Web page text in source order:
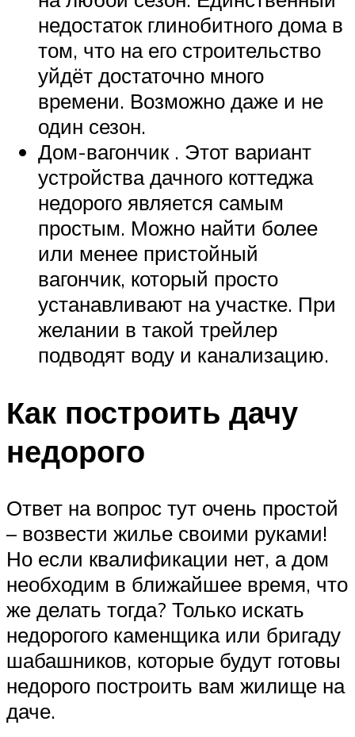
недостаток глинобитного дома в
том, что на его строительство
уйдёт достаточно много
времени. Возможно даже и не
один сезон.
Дом-вагончик . Этот вариант
устройства дачного коттеджа
недорого является самым
простым. Можно найти более
или менее пристойный
вагончик, который просто
устанавливают на участке. При
желании в такой трейлер
подводят воду и канализацию.
Как построить дачу
недорого
Ответ на вопрос тут очень простой
– возвести жилье своими руками!
Но если квалификации нет, а дом
необходим в ближайшее время, что
же делать тогда? Только искать
недорогого каменщика или бригаду
шабашников, которые будут готовы
недорого построить вам жилище на
даче.